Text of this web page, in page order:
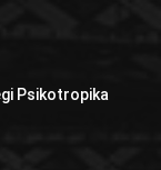
Psikotropika